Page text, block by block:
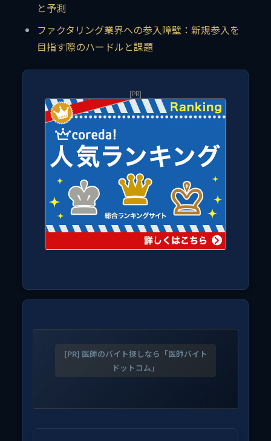
と予測
ファクタリング業界への参入障壁：新規参入を
目指す際のハードルと課題
[PR]
[PR] 医師のバイト探しなら「医師バイト
ドットコム」